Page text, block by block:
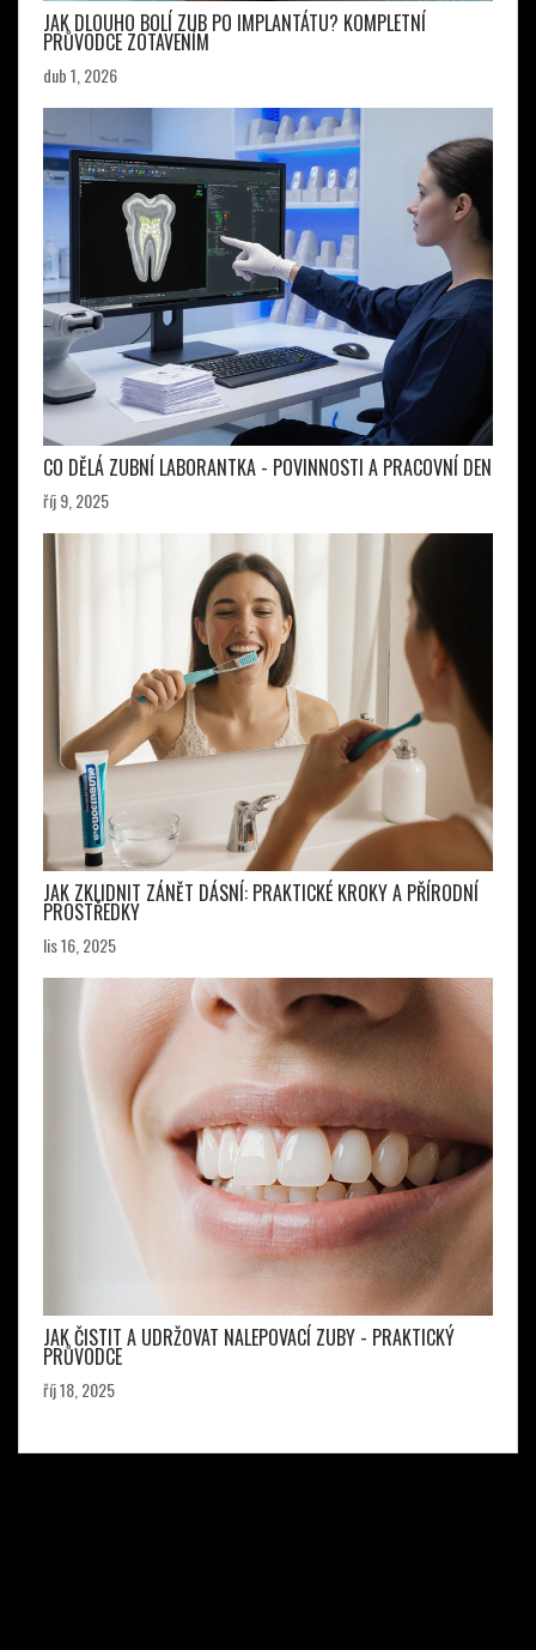
JAK DLOUHO BOLÍ ZUB PO IMPLANTÁTU? KOMPLETNÍ
PRŮVODCE ZOTAVENÍM
dub 1, 2026
CO DĚLÁ ZUBNÍ LABORANTKA - POVINNOSTI A PRACOVNÍ DEN
říj 9, 2025
JAK ZKLIDNIT ZÁNĚT DÁSNÍ: PRAKTICKÉ KROKY A PŘÍRODNÍ
PROSTŘEDKY
lis 16, 2025
JAK ČISTIT A UDRŽOVAT NALEPOVACÍ ZUBY - PRAKTICKÝ
PRŮVODCE
říj 18, 2025